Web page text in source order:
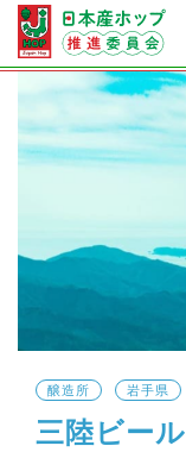
醸造所 岩手県
三陸ビール